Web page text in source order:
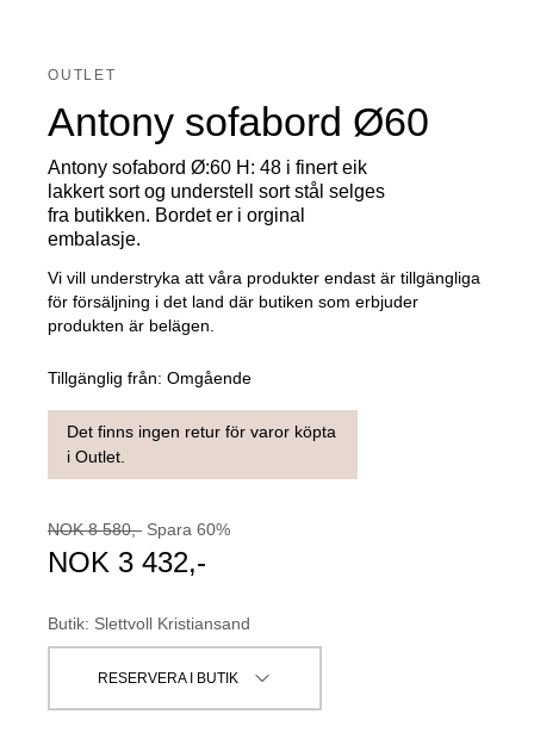
OUTLET
Antony sofabord Ø60
Antony sofabord Ø:60 H: 48 i finert eik
lakkert sort og understell sort stål selges
fra butikken. Bordet er i orginal
embalasje.
Vi vill understryka att våra produkter endast är tillgängliga
för försäljning i det land där butiken som erbjuder
produkten är belägen.
Tillgänglig från: Omgående
Det finns ingen retur för varor köpta
i Outlet.
NOK 8 580,- Spara 60%
NOK 3 432,-
Butik: Slettvoll Kristiansand
RESERVERA I BUTIK